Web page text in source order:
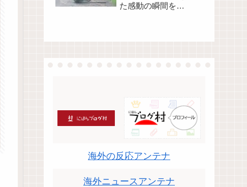
た感動の瞬間を映
海外の反応アンテナ
海外ニュースアンテナ